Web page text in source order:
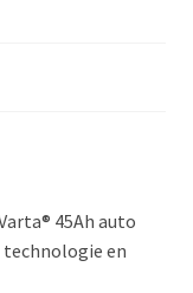
45Ah auto
technologie en